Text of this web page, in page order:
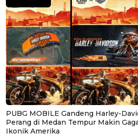
PUBG MOBILE Gandeng Harley-
Perang di Medan Tempur Makin
Ikonik Amerika